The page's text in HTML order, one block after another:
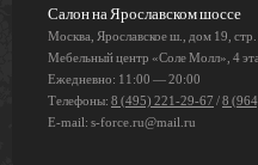
Салон на Ярославском шоссе
Москва, Ярославское ш., дом 19,
Мебельный центр «Соле Молл», 4
Ежедневно: 11:00 — 20:00
Телефоны: 8 (495) 221-29-67 /8
E-mail: s-force.ru@mail.ru